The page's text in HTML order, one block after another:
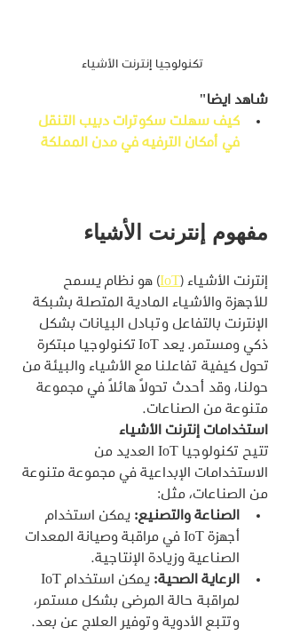
تكنولوجيا إنترنت الأشياء
شاهد ايضا"
كيف سهلت سكوترات دبيب التنقل
في أمكان الترفيه في مدن المملكة
مفهوم إنترنت الأشياء
إنترنت الأشياء (IoT) هو نظام يسمح
للأجهزة والأشياء المادية المتصلة بشبكة
الإنترنت بالتفاعل وتبادل البيانات بشكل
ذكي ومستمر. يعد IoT تكنولوجيا مبتكرة
تحول كيفية تفاعلنا مع الأشياء والبيئة من
حولنا، وقد أحدث تحولًا هائلًا في مجموعة
متنوعة من الصناعات.
استخدامات إنترنت الأشياء
تتيح تكنولوجيا IoT العديد من
الاستخدامات الإبداعية في مجموعة متنوعة
من الصناعات، مثل:
الصناعة والتصنيع: يمكن استخدام
أجهزة IoT في مراقبة وصيانة المعدات
الصناعية وزيادة الإنتاجية.
الرعاية الصحية:
لمراقبة حالة المرضى بشكل مستمر،
وتتبع الأدوية وتوفير العلاج عن بعد.